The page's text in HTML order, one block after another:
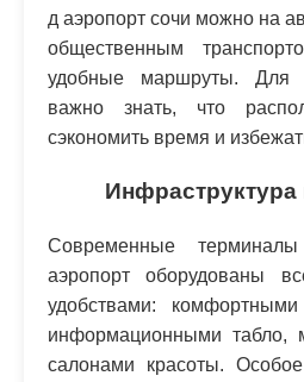
д аэропорт сочи можно на
общественным
удобные маршруты. Для
важно знать, что
сэкономить время и
Инфраструктура
Современные
аэропорт оборудованы
удобствами:
информационными табло,
салонами красоты.